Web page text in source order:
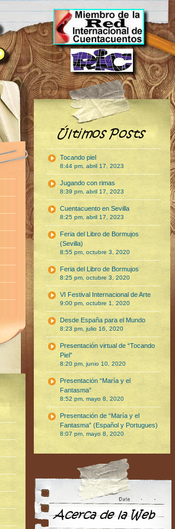
Tocando piel
8:44 pm, abril 17, 2023
Jugando con rimas
8:39 pm, abril 17, 2023
Cuentacuento en Sevilla
8:25 pm, abril 17, 2023
Feria del Libro de Bormujos
(Sevilla)
8:55 pm, octubre 3, 2020
Feria del Libro de Bormujos
8:25 pm, octubre 3, 2020
VI Festival Internacional de Arte
9:00 pm, octubre 1, 2020
Desde España para el Mundo
8:23 pm, julio 16, 2020
Presentación virtual de “Tocando
Piel”
8:20 pm, junio 10, 2020
Presentación “María y el
Fantasma”
8:52 pm, mayo 8, 2020
Presentación de “María y el
Fantasma” (Español y Portugues)
8:07 pm, mayo 8, 2020